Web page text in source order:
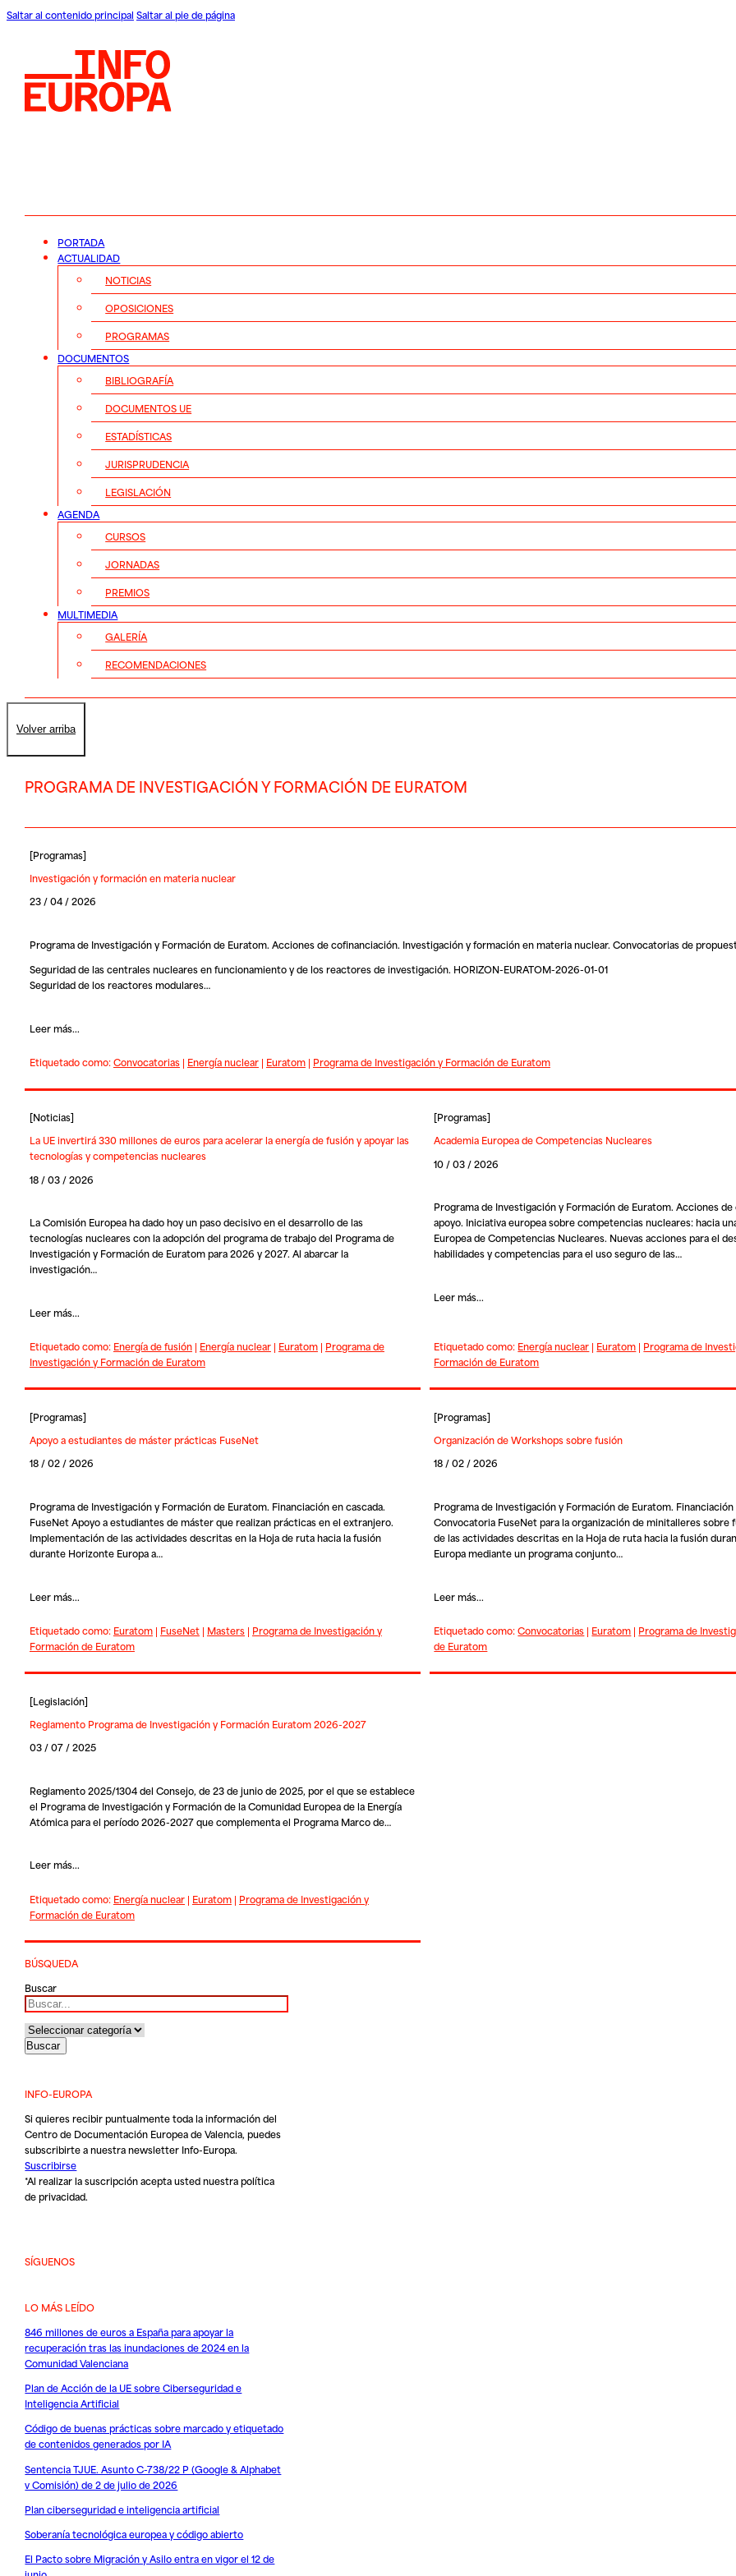
Saltar al contenido principal Saltar al pie de página
PORTADA
ACTUALIDAD
NOTICIAS
OPOSICIONES
PROGRAMAS
DOCUMENTOS
BIBLIOGRAFÍA
DOCUMENTOS UE
ESTADÍSTICAS
JURISPRUDENCIA
LEGISLACIÓN
AGENDA
CURSOS
JORNADAS
PREMIOS
MULTIMEDIA
GALERÍA
RECOMENDACIONES
Volver arriba
PROGRAMA DE INVESTIGACIÓN Y FORMACIÓN DE EURATOM
[Programas]
Investigación y formación en materia nuclear
23 / 04 / 2026
Programa de Investigación y Formación de Euratom. Acciones de cofinanciación. Investigación y formación en materia nuclear. Convocatorias de
Seguridad de las centrales nucleares en funcionamiento y de los reactores de investigación. HORIZON-EURATOM-2026-01-01
Seguridad de los reactores modulares…
Leer más...
Etiquetado como:Convocatorias| Energía nuclear| Euratom| Programa de Investigación y Formación de Euratom
[Noticias]
La UE invertirá 330 millones de euros para acelerar la energía de fusión y apoyar las
tecnologías y competencias nucleares
18 / 03 / 2026
La Comisión Europea ha dado hoy un paso decisivo en el desarrollo de las
tecnologías nucleares con la adopción del programa de trabajo del Programa de
Investigación y Formación de Euratom para 2026 y 2027. Al abarcar la
investigación…
Leer más...
Etiquetado como: Energía de fusión| Energía nuclear| Euratom| Programa de
Investigación y Formación de Euratom
[Programas]
Academia Europea de Competencias Nucleares
10 / 03 / 2026
Programa de Investigación y Formación de Euratom. Acciones
apoyo. Iniciativa europea sobre competencias nucleares: hacia
Europea de Competencias Nucleares. Nuevas acciones para el
habilidades y competencias para el uso seguro de las…
Leer más...
Etiquetado como: Energía nuclear | Euratom | Programa de
Formación de Euratom
[Programas]
Apoyo a estudiantes de máster prácticas FuseNet
18 / 02 / 2026
Programa de Investigación y Formación de Euratom. Financiación en cascada.
FuseNet Apoyo a estudiantes de máster que realizan prácticas en el extranjero.
Implementación de las actividades descritas en la Hoja de ruta hacia la fusión
durante Horizonte Europa a…
Leer más...
Etiquetado como: Euratom| FuseNet| Masters| Programa de Investigación y
Formación de Euratom
[Programas]
Organización de Workshops sobre fusión
18 / 02 / 2026
Programa de Investigación y Formación de Euratom. Financiación
Convocatoria FuseNet para la organización de minitalleres sobre
de las actividades descritas en la Hoja de ruta hacia la fusión
Europa mediante un programa conjunto…
Leer más...
Etiquetado como:Convocatorias | Euratom | Programa de
de Euratom
[Legislación]
Reglamento Programa de Investigación y Formación Euratom 2026-2027
03 / 07 / 2025
Reglamento 2025/1304 del Consejo, de 23 de junio de 2025, por el que se establece
el Programa de Investigación y Formación de la Comunidad Europea de la Energía
Atómica para el período 2026-2027 que complementa el Programa Marco de…
Leer más...
Etiquetado como: Energía nuclear| Euratom| Programa de Investigación y
Formación de Euratom
BÚSQUEDA
Buscar
INFO-EUROPA
Si quieres recibir puntualmente toda la información del
Centro de Documentación Europea de Valencia, puedes
subscribirte a nuestra newsletter Info-Europa.
Suscribirse
*Al realizar la suscripción acepta usted nuestrapolítica
de privacidad.
SÍGUENOS
LO MÁS LEÍDO
846 millones de euros a España para apoyar la
recuperación tras las inundaciones de 2024 en la
Comunidad Valenciana
Plan de Acción de la UE sobre Ciberseguridad e
Inteligencia Artificial
Código de buenas prácticas sobre marcado y etiquetado
de contenidos generados por IA
Sentencia TJUE. Asunto C-738/22 P (Google & Alphabet
v Comisión) de 2 de julio de 2026
Plan ciberseguridad e inteligencia artificial
Soberanía tecnológica europea y código abierto
El Pacto sobre Migración y Asilo entra en vigor el 12 de